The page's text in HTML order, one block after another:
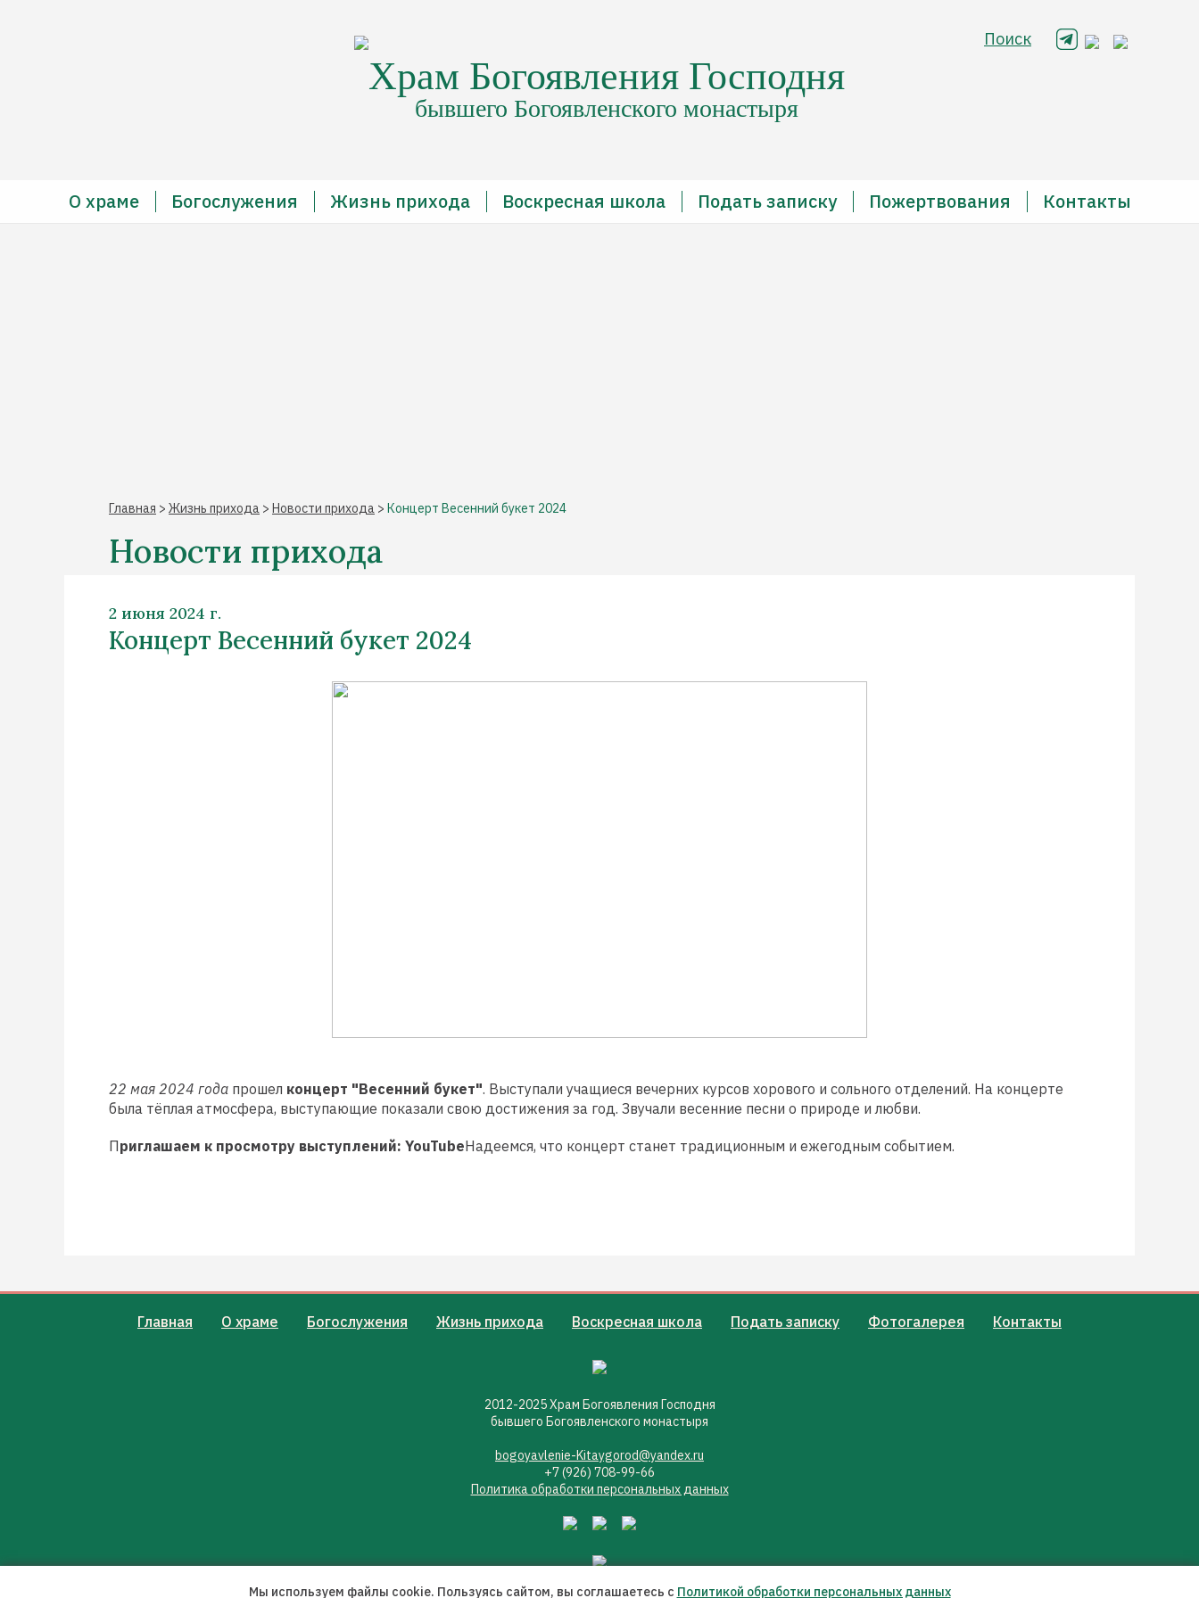
Храм Богоявления Господня
бывшего Богоявленского монастыря
Поиск
О храме Богослужения Жизнь прихода Воскресная школа Подать записку Пожертвования Контакты
Главная > Жизнь прихода > Новости прихода > Концерт Весенний букет 2024
Новости прихода
2 июня 2024 г.
Концерт Весенний букет 2024
22 мая 2024 года прошел концерт "Весенний букет". Выступали учащиеся вечерних курсов хорового и сольного отделений. На концерте
была тёплая атмосфера, выступающие показали свою достижения за год. Звучали весенние песни о природе и любви.
Приглашаем к просмотру выступлений: YouTubeНадеемся, что концерт станет традиционным и ежегодным событием.
Главная О храме Богослужения Жизнь прихода Воскресная школа Подать записку Фотогалерея Контакты
2012-2025 Храм Богоявления Господня
бывшего Богоявленского монастыря
bogoyavlenie-Kitaygorod@yandex.ru
+7 (926) 708-99-66
Политика обработки персональных данных
Мы используем файлы cookie. Пользуясь сайтом, вы соглашаетесь с Политикой обработки персональных данных